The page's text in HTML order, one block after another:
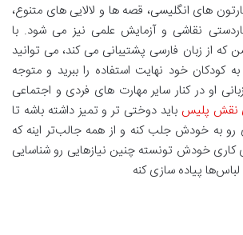
های انگلیسی، قصه ها و لالایی های متنوع،
نقاشی و آزمایش علمی نیز می شود. با
که از زبان فارسی پشتیبانی می کند، می توانید
کودکان خود نهایت استفاده را ببرید و متوجه
او در کنار سایر مهارت های فردی و اجتماعی
نقش پلیس باید دوختی تر و تمیز داشته باشه تا
رو به خودش جلب کنه و از همه جالب‌تر اینه که
خودش تونسته چنین نیازهایی رو شناسایی
پیاده سازی کنه